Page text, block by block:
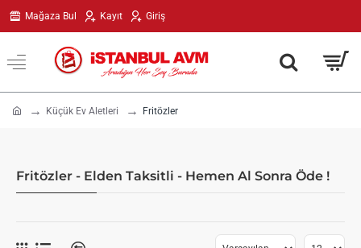
Mağaza Bul Kayıt Giriş
Küçük Ev Aletleri Fritözler
Fritözler - Elden Taksitli - Hemen Al Sonra Öde !